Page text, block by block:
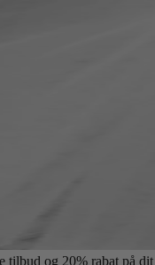
tilbud og 20% rabat på dit